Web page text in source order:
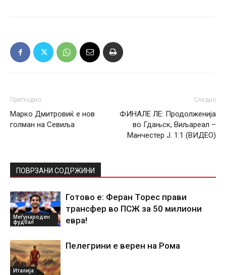
Претходно
Марко Дмитровиќ е нов
голман на Севиља
Следно
ФИНАЛЕ ЛЕ: Продолженија
во Гдањск, Виљареал –
Манчестер Ј. 1:1 (ВИДЕО)
ПОВРЗАНИ СОДРЖИНИ
Меѓународен
фудбал
Готово е: Феран Торес прави
трансфер во ПСЖ за 50 милиони
евра!
Италија
Пелегрини е верен на Рома